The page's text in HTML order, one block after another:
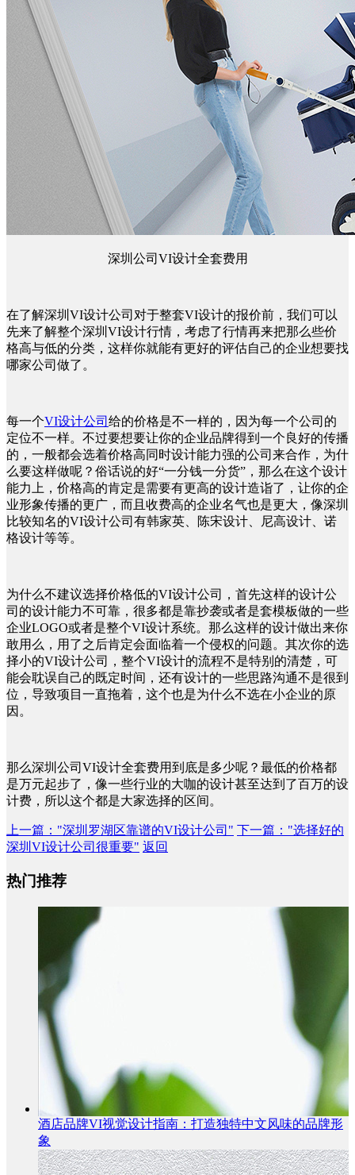
深圳公司VI设计全套费用
在了解深圳VI设计公司对于整套VI设计的报价前，我们可以
先来了解整个深圳VI设计行情，考虑了行情再来把那么些价
格高与低的分类，这样你就能有更好的评估自己的企业想要找
哪家公司做了。
每一个VI设计公司 给的价格是不一样的，因为每一个公司的
定位不一样。不过要想要让你的企业品牌得到一个良好的传播
的，一般都会选着价格高同时设计能力强的公司来合作，为什
么要这样做呢？俗话说的好“一分钱一分货”，那么在这个设计
能力上，价格高的肯定是需要有更高的设计造诣了，让你的企
业形象传播的更广，而且收费高的企业名气也是更大，像深圳
比较知名的VI设计公司有韩家英、陈宋设计、尼高设计、诺
格设计等等。
为什么不建议选择价格低的VI设计公司，首先这样的设计公
司的设计能力不可靠，很多都是靠抄袭或者是套模板做的一些
企业LOGO或者是整个VI设计系统。那么这样的设计做出来你
敢用么，用了之后肯定会面临着一个侵权的问题。其次你的选
择小的VI设计公司，整个VI设计的流程不是特别的清楚，可
能会耽误自己的既定时间，还有设计的一些思路沟通不是很到
位，导致项目一直拖着，这个也是为什么不选在小企业的原
因。
那么深圳公司VI设计全套费用到底是多少呢？最低的价格都
是万元起步了，像一些行业的大咖的设计甚至达到了百万的设
计费，所以这个都是大家选择的区间。
上一篇 ："深圳罗湖区靠谱的VI设计公司" 下一篇 ："选择好的
深圳VI设计公司很重要" 返回
热门推荐
酒店品牌VI视觉设计指南：打造独特中文风味的品牌形
象